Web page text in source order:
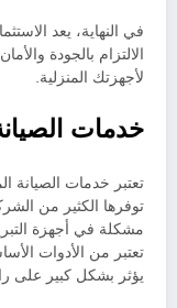
في النهاية، يعد
الالتزام بالجودة
لأجهزتك المنزلية.
خدمات
تعتبر خدمات الصيانة
توفرها الكثير من
مشكلة في أجهزة
تعتبر من الأدوات
يؤثر بشكل كبير على